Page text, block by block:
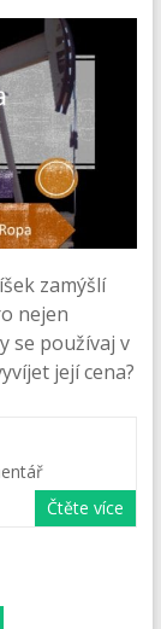
zamýšlí
nejen
se používaj v
její cena?
Čtěte více